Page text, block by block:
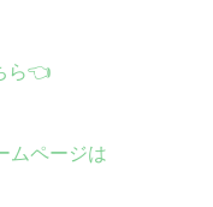
ら👈
ムページは